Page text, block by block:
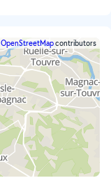
OpenStreetMapcontributors